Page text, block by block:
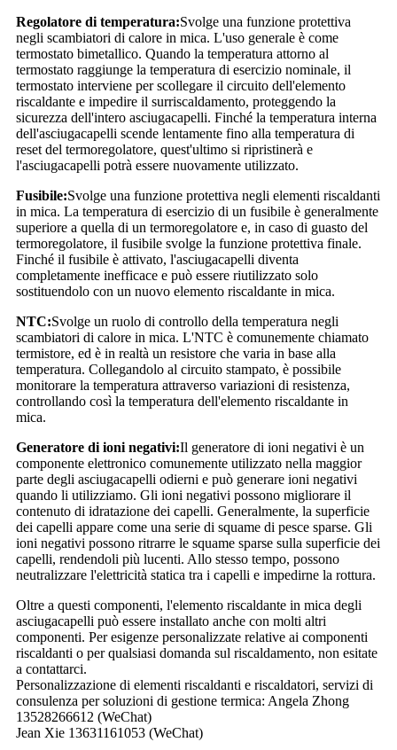
Regolatore di temperatura:Svolge una funzione protettiva
negli scambiatori di calore in mica. L'uso generale è come
termostato bimetallico. Quando la temperatura attorno al
termostato raggiunge la temperatura di esercizio nominale, il
termostato interviene per scollegare il circuito dell'elemento
riscaldante e impedire il surriscaldamento, proteggendo la
sicurezza dell'intero asciugacapelli. Finché la temperatura interna
dell'asciugacapelli scende lentamente fino alla temperatura di
reset del termoregolatore, quest'ultimo si ripristinerà e
l'asciugacapelli potrà essere nuovamente utilizzato.
Fusibile:Svolge una funzione protettiva negli elementi riscaldanti
in mica. La temperatura di esercizio di un fusibile è generalmente
superiore a quella di un termoregolatore e, in caso di guasto del
termoregolatore, il fusibile svolge la funzione protettiva finale.
Finché il fusibile è attivato, l'asciugacapelli diventa
completamente inefficace e può essere riutilizzato solo
sostituendolo con un nuovo elemento riscaldante in mica.
NTC:Svolge un ruolo di controllo della temperatura negli
scambiatori di calore in mica. L'NTC è comunemente chiamato
termistore, ed è in realtà un resistore che varia in base alla
temperatura. Collegandolo al circuito stampato, è possibile
monitorare la temperatura attraverso variazioni di resistenza,
controllando così la temperatura dell'elemento riscaldante in
mica.
Generatore di ioni negativi:Il generatore di ioni negativi è un
componente elettronico comunemente utilizzato nella maggior
parte degli asciugacapelli odierni e può generare ioni negativi
quando li utilizziamo. Gli ioni negativi possono migliorare il
contenuto di idratazione dei capelli. Generalmente, la superficie
dei capelli appare come una serie di squame di pesce sparse. Gli
ioni negativi possono ritrarre le squame sparse sulla superficie dei
capelli, rendendoli più lucenti. Allo stesso tempo, possono
neutralizzare l'elettricità statica tra i capelli e impedirne la rottura.
Oltre a questi componenti, l'elemento riscaldante in mica degli
asciugacapelli può essere installato anche con molti altri
componenti. Per esigenze personalizzate relative ai componenti
riscaldanti o per qualsiasi domanda sul riscaldamento, non esitate
a contattarci.
Personalizzazione di elementi riscaldanti e riscaldatori, servizi di
consulenza per soluzioni di gestione termica: Angela Zhong
13528266612 (WeChat)
Jean Xie 13631161053 (WeChat)